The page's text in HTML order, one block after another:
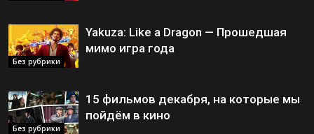
Без рубрики
Yakuza: Like a Dragon — Прошедшая
мимо игра года
Без рубрики
15 фильмов декабря, на которые мы
пойдём в кино